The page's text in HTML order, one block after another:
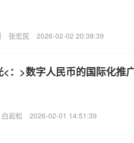
张宏民 2026-02-02 20:38:39
<：>数字人民币的国际化推
白岩松 2026-02-01 14:51:39